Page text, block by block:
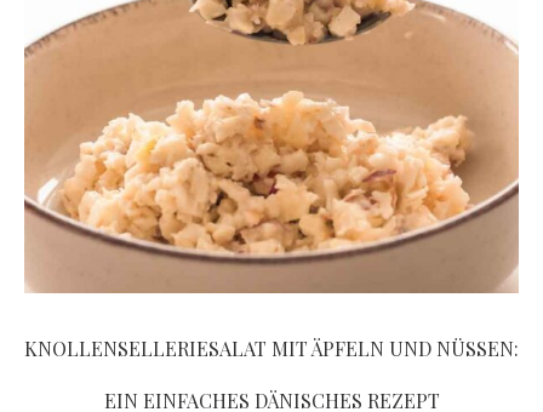
KNOLLENSELLERIESALAT MIT ÄPFELN UND NÜSSEN:
EIN EINFACHES DÄNISCHES REZEPT